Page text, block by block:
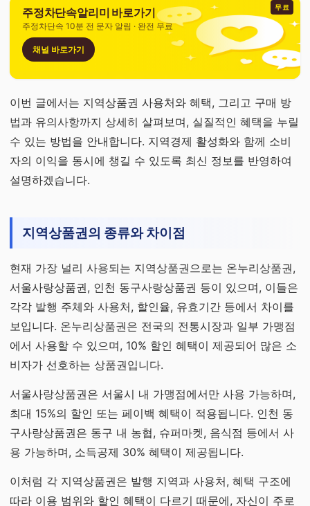
무료
주정차단속알리미 바로가기
주정차단속 10분 전 문자 알림 · 완전 무료
채널 바로가기
이번 글에서는 지역상품권 사용처와 혜택, 그리고 구매 방
법과 유의사항까지 상세히 살펴보며, 실질적인 혜택을 누릴
수 있는 방법을 안내합니다. 지역경제 활성화와 함께 소비
자의 이익을 동시에 챙길 수 있도록 최신 정보를 반영하여
설명하겠습니다.
지역상품권의 종류와 차이점
현재 가장 널리 사용되는 지역상품권으로는 온누리상품권,
서울사랑상품권, 인천 동구사랑상품권 등이 있으며, 이들은
각각 발행 주체와 사용처, 할인율, 유효기간 등에서 차이를
보입니다. 온누리상품권은 전국의 전통시장과 일부 가맹점
에서 사용할 수 있으며, 10% 할인 혜택이 제공되어 많은 소
비자가 선호하는 상품권입니다.
서울사랑상품권은 서울시 내 가맹점에서만 사용 가능하며,
최대 15%의 할인 또는 페이백 혜택이 적용됩니다. 인천 동
구사랑상품권은 동구 내 농협, 슈퍼마켓, 음식점 등에서 사
용 가능하며, 소득공제 30% 혜택이 제공됩니다.
이처럼 각 지역상품권은 발행 지역과 사용처, 혜택 구조에
따라 이용 범위와 할인 혜택이 다르기 때문에, 자신이 주로